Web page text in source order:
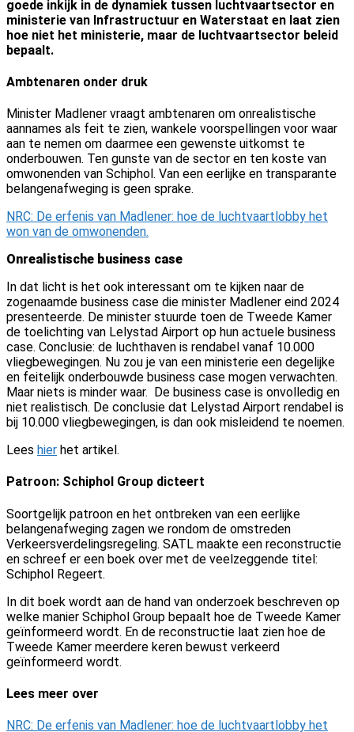
goede inkijk in de dynamiek tussen luchtvaartsector en
ministerie van Infrastructuur en Waterstaat en laat zien
hoe niet het ministerie, maar de luchtvaartsector beleid
bepaalt.
Ambtenaren onder druk
Minister Madlener vraagt ambtenaren om onrealistische
aannames als feit te zien, wankele voorspellingen voor waar
aan te nemen om daarmee een gewenste uitkomst te
onderbouwen. Ten gunste van de sector en ten koste van
omwonenden van Schiphol. Van een eerlijke en transparante
belangenafweging is geen sprake.
NRC: De erfenis van Madlener: hoe de luchtvaartlobby het
won van de omwonenden.
Onrealistische business case
In dat licht is het ook interessant om te kijken naar de
zogenaamde business case die minister Madlener eind 2024
presenteerde. De minister stuurde toen de Tweede Kamer
de toelichting van Lelystad Airport op hun actuele business
case. Conclusie: de luchthaven is rendabel vanaf 10.000
vliegbewegingen. Nu zou je van een ministerie een degelijke
en feitelijk onderbouwde business case mogen verwachten.
Maar niets is minder waar. De business case is onvolledig en
niet realistisch. De conclusie dat Lelystad Airport rendabel is
bij 10.000 vliegbewegingen, is dan ook misleidend te noemen.
Lees hier het artikel.
Patroon: Schiphol Group dicteert
Soortgelijk patroon en het ontbreken van een eerlijke
belangenafweging zagen we rondom de omstreden
Verkeersverdelingsregeling. SATL maakte een reconstructie
en schreef er een boek over met de veelzeggende titel:
Schiphol Regeert.
In dit boek wordt aan de hand van onderzoek beschreven op
welke manier Schiphol Group bepaalt hoe de Tweede Kamer
geïnformeerd wordt. En de reconstructie laat zien hoe de
Tweede Kamer meerdere keren bewust verkeerd
geïnformeerd wordt.
Lees meer over
NRC: De erfenis van Madlener: hoe de luchtvaartlobby het